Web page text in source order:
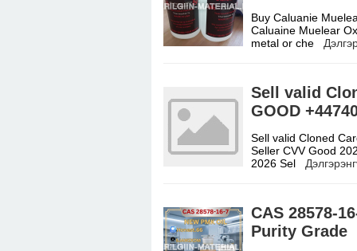
Buy Caluanie
Caluaine Muelear
metal or che
Sell valid
GOOD
Sell valid Cloned
Seller CVV Good
2026 Sel
CAS 28578-
Purity Grade